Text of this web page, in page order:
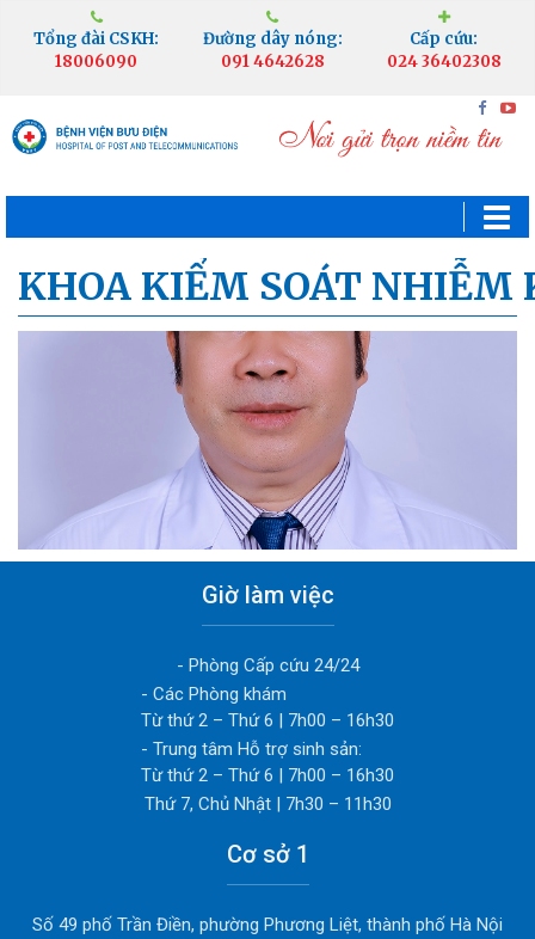
Tổng đài CSKH:
18006090
Đường dây nóng:
091 4642628
Cấp cứu:
024 36402308
KHOA KIỂM SOÁT NHIỄM
Giờ làm việc
- Phòng Cấp cứu 24/24
- Các Phòng khám
Từ thứ 2 – Thứ 6 | 7h00 – 16h30
- Trung tâm Hỗ trợ sinh sản:
Từ thứ 2 – Thứ 6 | 7h00 – 16h30
Thứ 7, Chủ Nhật | 7h30 – 11h30
Cơ sở 1
Số 49 phố Trần Điền, phường Phương Liệt, thành phố Hà Nội